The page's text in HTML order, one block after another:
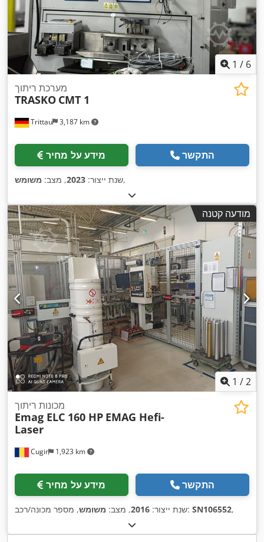
1 / 6
Trittau 3,187 km
מערכת ריתוך
TRASKO CMT 1
מידע על מחיר התקשר
שנת ייצור: 2023, מצב: משומש ,
מודעה קטנה
1 /2
Cugir 1,923 km
מכונות ריתוך
Emag ELC 160 HP EMAG Hefi-
Laser
מידע על מחיר התקשר
שנת ייצור: 2016, מצב: משומש , מספר מכונה/רכב: SN106552,